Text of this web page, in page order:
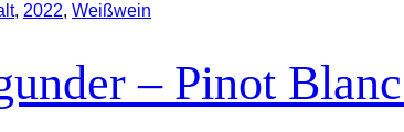
, 2022, Weißwein
– Pinot